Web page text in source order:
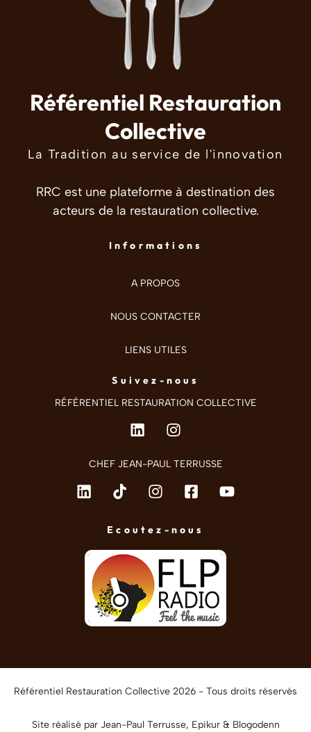
Référentiel Restauration
Collective
La Tradition au service de l'innovation
RRC est une plateforme à destination des
acteurs de la restauration collective.
Informations
A PROPOS
NOUS CONTACTER
LIENS UTILES
Suivez-nous
RÉFÉRENTIEL RESTAURATION COLLECTIVE
CHEF JEAN-PAUL TERRUSSE
Ecoutez-nous
Référentiel Restauration Collective 2026 - Tous droits réservés
Site réalisé par Jean-Paul Terrusse, Epikur & Blogodenn